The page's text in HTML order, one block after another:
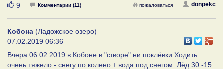
Нравится
9 Комментарии (11) donpekc
пожаловаться
Кобона (Ладожское озеро)
07.02.2019 06:36
Вчера 06.02.2019 в Кобоне в "створе" ни поклёвки.Ходить
очень тяжело - снегу по колено + вода под снегом. Лёд 30 -15